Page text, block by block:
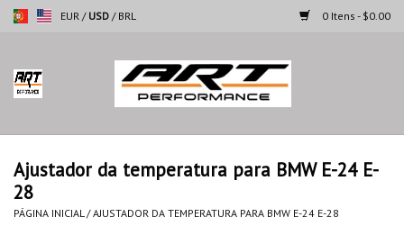
EUR / USD / BRL 0 Itens - $0.00
Página inicial
Motocicletas
Automoveis
Ajustador da temperatura para BMW E-24 E-
28
PÁGINA INICIAL /AJUSTADOR DA TEMPERATURA PARA BMW E-24 E-28